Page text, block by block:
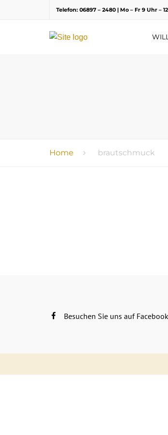
Telefon: 06897 – 2480 | Mo – Fr 9 Uhr –
Home brautschmuck
Besuchen Sie uns auf Facebook